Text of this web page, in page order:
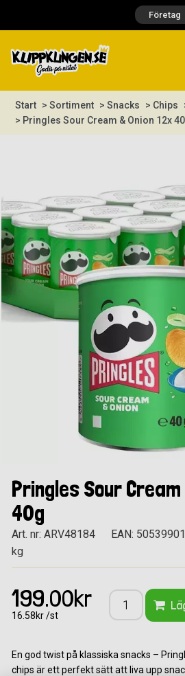
Företag
Start > Sortiment > Snacks > Chips
> Pringles Sour Cream & Onion 12x
Pringles Sour Cream
40g
Art. nr: ARV48184 EAN:
kg
199.00kr
16.58kr /st
En god twist på klassiska snacks –
chips är ett perfekt sätt att liva upp